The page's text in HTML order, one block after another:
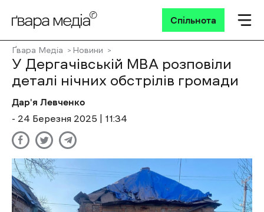
Спільнота
Ґвара Медіа Новини
У Дергачівській МВА розповіли
деталі нічних обстрілів громади
Дар'я Левченко
- 24 Березня 2025 | 11:34